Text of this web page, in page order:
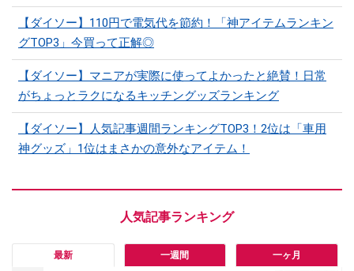
【ダイソー】110円で電気代を節約！「神アイテムランキン
グTOP3」今買って正解◎
【ダイソー】マニアが実際に使ってよかったと絶賛！日常
がちょっとラクになるキッチングッズランキング
【ダイソー】人気記事週間ランキングTOP3！2位は「車用
神グッズ」1位はまさかの意外なアイテム！
最新 一週間 一ヶ月